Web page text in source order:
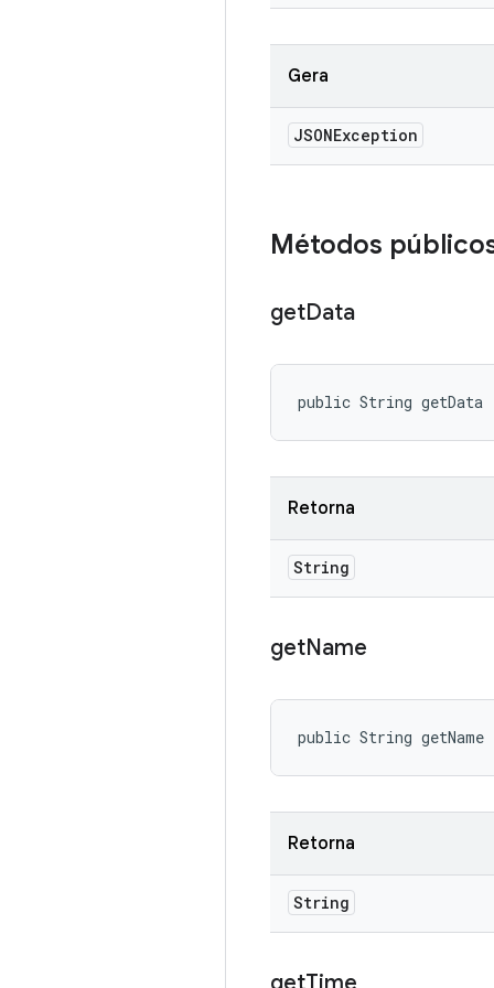
Gera
JSONException
Métodos
getData
public String
Retorna
String
getName
public String
Retorna
String